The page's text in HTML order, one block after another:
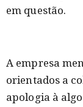
em questão.
A empresa
orientados a
apologia à